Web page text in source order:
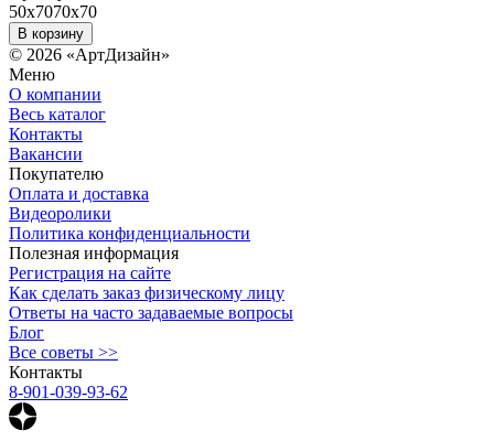
50х7070х70
В корзину
© 2026 «АртДизайн»
Меню
О компании
Весь каталог
Контакты
Вакансии
Покупателю
Оплата и доставка
Видеоролики
Политика конфиденциальности
Полезная информация
Регистрация на сайте
Как сделать заказ физическому лицу
Ответы на часто задаваемые вопросы
Блог
Все советы >>
Контакты
8-901-039-93-62